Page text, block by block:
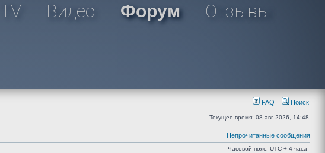
TV Видео Форум Отзывы
FAQ Поиск
Текущее время: 08 авг 2026, 14:48
Непрочитанные сообщения
Часовой пояс: UTC + 4 часа